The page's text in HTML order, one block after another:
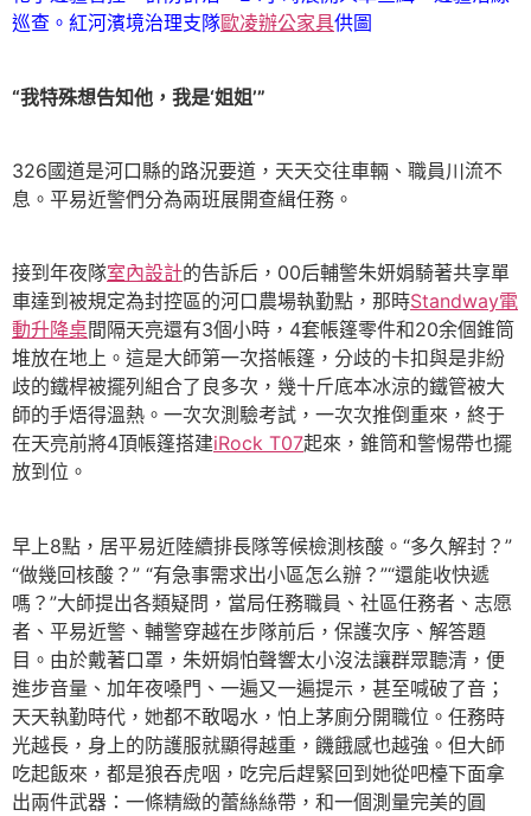
巡查。紅河濱境治理支隊歐凌辦公家具供圖
“我特殊想告知他，我是‘姐姐’”
326國道是河口縣的路況要道，天天交往車輛、職員川流不
息。平易近警們分為兩班展開查緝任務。
接到年夜隊室內設計的告訴后，00后輔警朱妍娟騎著共享單
車達到被規定為封控區的河口農場執勤點，那時Standway電
動升降桌間隔天亮還有3個小時，4套帳篷零件和20余個錐筒
堆放在地上。這是大師第一次搭帳篷，分歧的卡扣與是非紛
歧的鐵桿被擺列組合了良多次，幾十斤底本冰涼的鐵管被大
師的手焐得溫熱。一次次測驗考試，一次次推倒重來，終于
在天亮前將4頂帳篷搭建iRock T07起來，錐筒和警惕帶也擺
放到位。
早上8點，居平易近陸續排長隊等候檢測核酸。“多久解封？”
“做幾回核酸？” “有急事需求出小區怎么辦？”“還能收快遞
嗎？”大師提出各類疑問，當局任務職員、社區任務者、志愿
者、平易近警、輔警穿越在步隊前后，保護次序、解答題
目。由於戴著口罩，朱妍娟怕聲響太小沒法讓群眾聽清，便
進步音量、加年夜嗓門、一遍又一遍提示，甚至喊破了音；
天天執勤時代，她都不敢喝水，怕上茅廁分開職位。任務時
光越長，身上的防護服就顯得越重，饑餓感也越強。但大師
吃起飯來，都是狼吞虎咽，吃完后趕緊回到她從吧檯下面拿
出兩件武器：一條精緻的蕾絲絲帶，和一個測量完美的圓